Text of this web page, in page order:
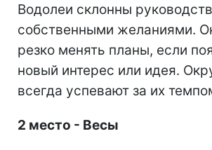
Водолеи склонны
собственными желаниями.
резко менять планы, если
новый интерес или идея.
всегда успевают за их
2 место - Весы